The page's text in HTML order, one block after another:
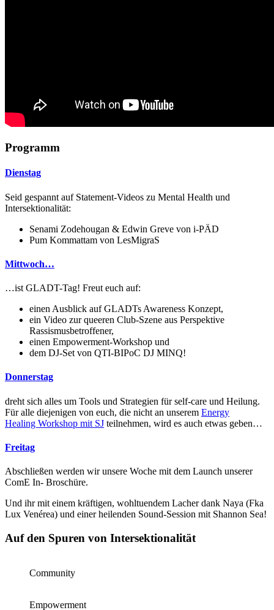
Programm
Dienstag
Seid gespannt auf Statement-Videos zu Mental Health und
Intersektionalität:
Senami Zodehougan & Edwin Greve von i-PÄD
Pum Kommattam von LesMigraS
Mittwoch…
…ist GLADT-Tag! Freut euch auf:
einen Ausblick auf GLADTs Awareness Konzept,
ein Video zur queeren Club-Szene aus Perspektive
Rassismusbetroffener,
einen Empowerment-Workshop und
dem DJ-Set von QTI-BIPoC DJ MINQ!
Donnerstag
dreht sich alles um Tools und Strategien für self-care und Heilung.
Für alle diejenigen von euch, die nicht an unserem Energy
Healing Workshop mit SJ teilnehmen, wird es auch etwas geben…
Freitag
Abschließen werden wir unsere Woche mit dem Launch unserer
ComE In- Broschüre.
Und ihr mit einem kräftigen, wohltuendem Lacher dank Naya (Fka
Lux Venérea) und einer heilenden Sound-Session mit Shannon Sea!
Auf den Spuren von Intersektionalität
Community
Empowerment